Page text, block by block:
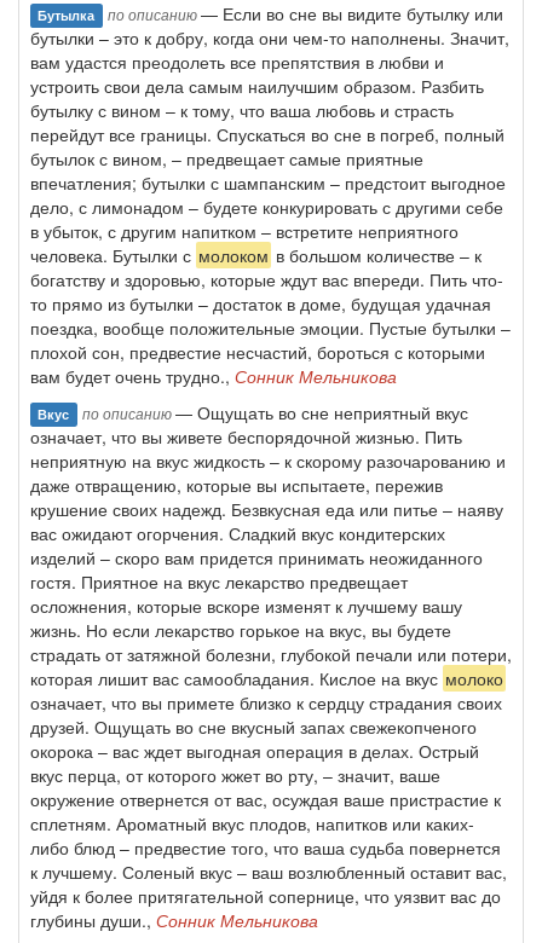
Бутылка по описанию— Если во сне вы видите бутылку или
бутылки – это к добру, когда они чем-то наполнены. Значит,
вам удастся преодолеть все препятствия в любви и
устроить свои дела самым наилучшим образом. Разбить
бутылку с вином – к тому, что ваша любовь и страсть
перейдут все границы. Спускаться во сне в погреб, полный
бутылок с вином, – предвещает самые приятные
впечатления; бутылки с шампанским – предстоит выгодное
дело, с лимонадом – будете конкурировать с другими себе
в убыток, с другим напитком – встретите неприятного
человека. Бутылки с молоком в большом количестве – к
богатству и здоровью, которые ждут вас впереди. Пить что-
то прямо из бутылки – достаток в доме, будущая удачная
поездка, вообще положительные эмоции. Пустые бутылки –
плохой сон, предвестие несчастий, бороться с которыми
вам будет очень трудно., Сонник Мельникова
Вкус по описанию— Ощущать во сне неприятный вкус
означает, что вы живете беспорядочной жизнью. Пить
неприятную на вкус жидкость – к скорому разочарованию и
даже отвращению, которые вы испытаете, пережив
крушение своих надежд. Безвкусная еда или питье – наяву
вас ожидают огорчения. Сладкий вкус кондитерских
изделий – скоро вам придется принимать неожиданного
гостя. Приятное на вкус лекарство предвещает
осложнения, которые вскоре изменят к лучшему вашу
жизнь. Но если лекарство горькое на вкус, вы будете
страдать от затяжной болезни, глубокой печали или потери,
которая лишит вас самообладания. Кислое на вкус молоко
означает, что вы примете близко к сердцу страдания своих
друзей. Ощущать во сне вкусный запах свежекопченого
окорока – вас ждет выгодная операция в делах. Острый
вкус перца, от которого жжет во рту, – значит, ваше
окружение отвернется от вас, осуждая ваше пристрастие к
сплетням. Ароматный вкус плодов, напитков или каких-
либо блюд – предвестие того, что ваша судьба повернется
к лучшему. Соленый вкус – ваш возлюбленный оставит вас,
уйдя к более притягательной сопернице, что уязвит вас до
глубины души., Сонник Мельникова